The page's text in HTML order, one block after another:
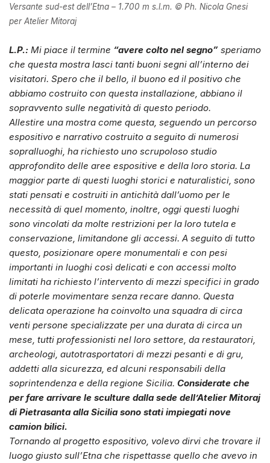
Versante sud-est dell’Etna – 1.700 m s.l.m. © Ph. Nicola Gnesi
per Atelier Mitoraj
L.P.: Mi piace il termine “avere colto nel segno” speriamo
che questa mostra lasci tanti buoni segni all’interno dei
visitatori. Spero che il bello, il buono ed il positivo che
abbiamo costruito con questa installazione, abbiano il
sopravvento sulle negatività di questo periodo.
Allestire una mostra come questa, seguendo un percorso
espositivo e narrativo costruito a seguito di numerosi
sopralluoghi, ha richiesto uno scrupoloso studio
approfondito delle aree espositive e della loro storia. La
maggior parte di questi luoghi storici e naturalistici, sono
stati pensati e costruiti in antichità dall’uomo per le
necessità di quel momento, inoltre, oggi questi luoghi
sono vincolati da molte restrizioni per la loro tutela e
conservazione, limitandone gli accessi. A seguito di tutto
questo, posizionare opere monumentali e con pesi
importanti in luoghi così delicati e con accessi molto
limitati ha richiesto l’intervento di mezzi specifici in grado
di poterle movimentare senza recare danno. Questa
delicata operazione ha coinvolto una squadra di circa
venti persone specializzate per una durata di circa un
mese, tutti professionisti nel loro settore, da restauratori,
archeologi, autotrasportatori di mezzi pesanti e di gru,
addetti alla sicurezza, ed alcuni responsabili della
soprintendenza e della regione Sicilia. Considerate che
per fare arrivare le sculture dalla sede dell’Atelier Mitoraj
di Pietrasanta alla Sicilia sono stati impiegati nove
camion bilici.
Tornando al progetto espositivo, volevo dirvi che trovare il
luogo giusto sull’Etna che rispettasse quello che avevo in